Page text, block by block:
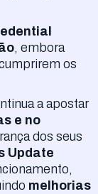
, embora
os
a apostar
e no
dos seus
Update
melhorias